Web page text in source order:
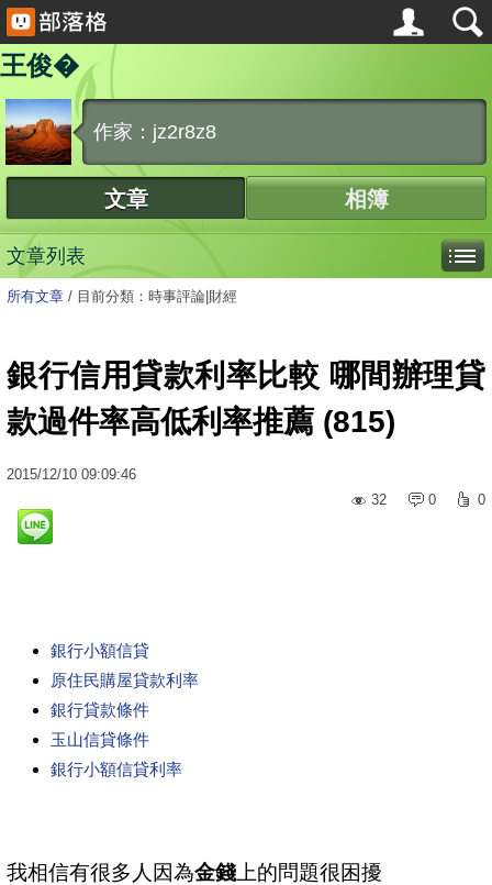
王俊�
作家：jz2r8z8
文章 相簿
文章列表
所有文章 / 目前分類：時事評論|財經
銀行信用貸款利率比較 哪間辦理貸
款過件率高低利率推薦 (815)
2015/12/10 09:09:46
32
0 0
銀行小額信貸
原住民購屋貸款利率
銀行貸款條件
玉山信貸條件
銀行小額信貸利率
我相信有很多人因為金錢 上的問題很困擾